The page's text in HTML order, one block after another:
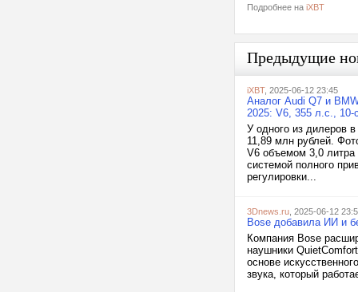
Подробнее на iXBT
Предыдущие
iXBT, 2025-06-12 23:45
Аналог Audi Q7 и
2025: V6, 355 л.с., 10-
У одного из дилеров
11,89 млн рублей.
V6 объемом 3,0
системой полного
регулировки...
3Dnews.ru , 2025-06-12
Bose добавила ИИ и
Компания Bose
наушники
основе
звука, который